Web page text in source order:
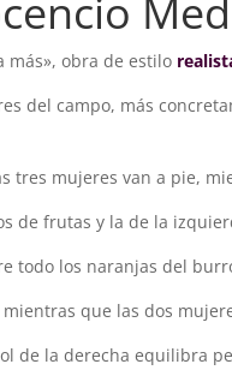
más», obra de estilo
del campo, más
tres mujeres van a pie,
de frutas y la de la
todo los naranjas del
que las dos
de la derecha equilibra